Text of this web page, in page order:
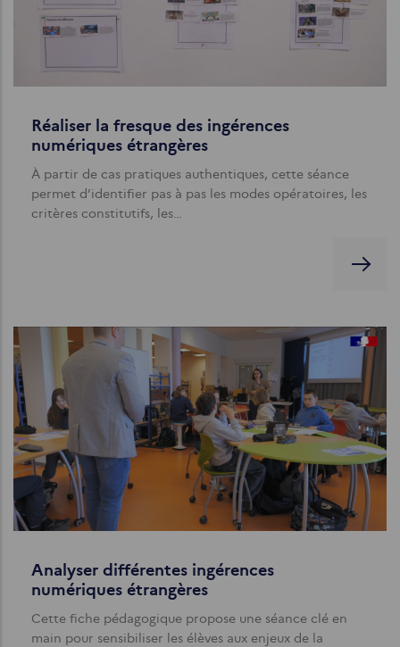
Réaliser la fresque des ingérences
numériques étrangères
À partir de cas pratiques authentiques, cette séance
permet d’identifier pas à pas les modes opératoires, les
critères constitutifs, les…
Analyser différentes ingérences
numériques étrangères
Cette fiche pédagogique propose une séance clé en
main pour sensibiliser les élèves aux enjeux de la